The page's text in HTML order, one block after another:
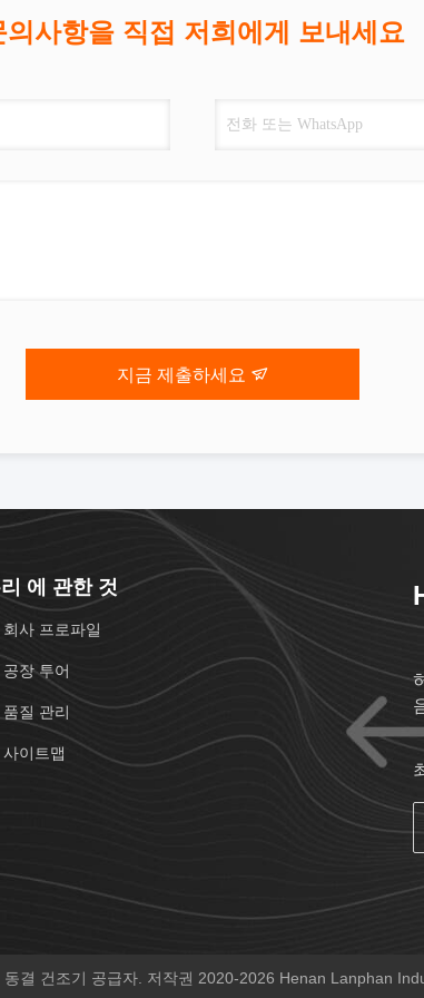
의사항을 직접 저희에게 보내세요
지금 제출하세요
에 관한 것
회사 프로파일
공장 투어
품질 관리
사이트맵
결 건조기 공급자. 저작권 2020-2026 Henan Lanphan